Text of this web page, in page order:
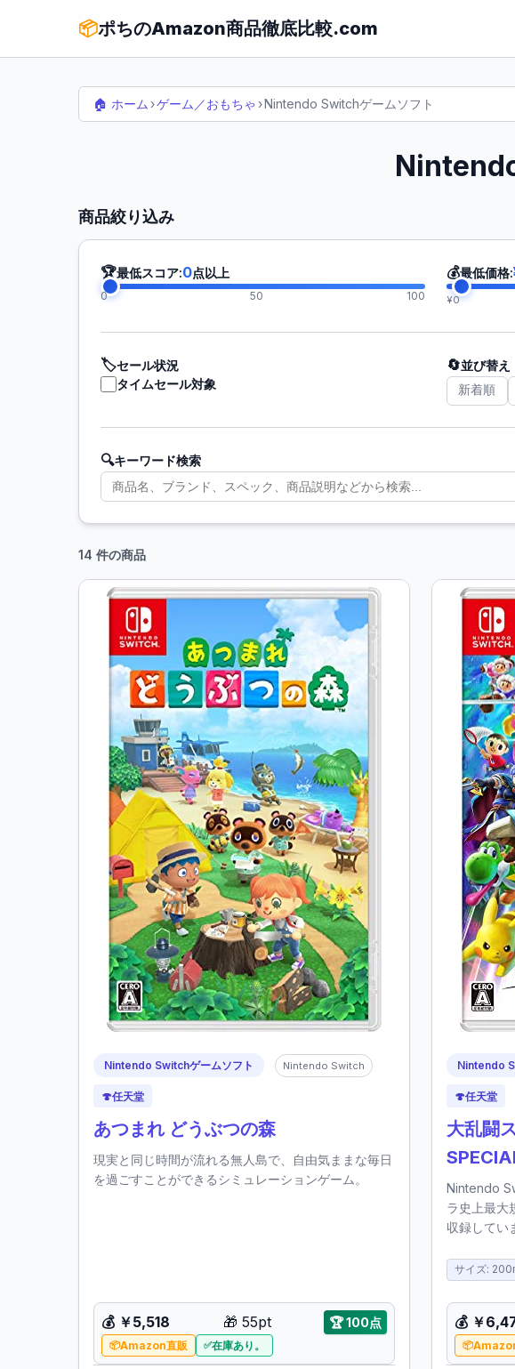
📦ポちのAmazon商品徹底比較.com
🏠 ホーム ›ゲーム／おもちゃ ›Nintendo Switchゲームソフト
商品絞り込み
🏆最低スコア:0点以上
0 50 100
💰最低価格:
¥0
🏷️セール状況
タイムセール対象
🔄並び替え
新着順
🔍キーワード検索
14 件の商品
Nintendo Switchゲームソフト Nintendo Switch
🍄任天堂
あつまれ どうぶつの森
現実と同じ時間が流れる無人島で、自由気ままな毎日
を過ごすことができるシミュレーションゲーム。
💰 ￥5,518 🎁 55pt 🏆100点
Amazon直販 在庫あり。
Nintendo
🍄任天堂
大乱闘
Nintendo
ラ史上最大
収録してい
サイズ:
💰 ￥